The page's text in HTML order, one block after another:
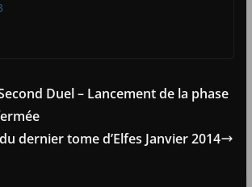
Duel – Lancement de la phase
dernier tome d’Elfes Janvier 2014